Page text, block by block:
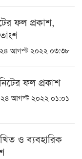
ফল প্রকাশ,
২৪ আগস্ট ২০২২ ০৩:৩৮
ফল প্রকাশ
২৪ আগস্ট ২০২২ ০১:০১
ও ব্যবহারিক